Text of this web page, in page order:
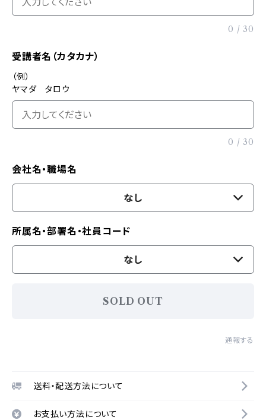
0 / 30
受講者名（カタカナ）
（例）
ヤマダ タロウ
0 / 30
会社名・職場名
なし
所属名・部署名・社員コード
なし
SOLD OUT
通報する
送料・配送方法について
お支払い方法について